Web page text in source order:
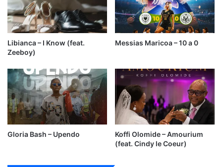
Libianca – I Know (feat.
Zeeboy)
Messias Maricoa – 10 a 0
Gloria Bash – Upendo
Koffi Olomide – Amourium
(feat. Cindy le Coeur)